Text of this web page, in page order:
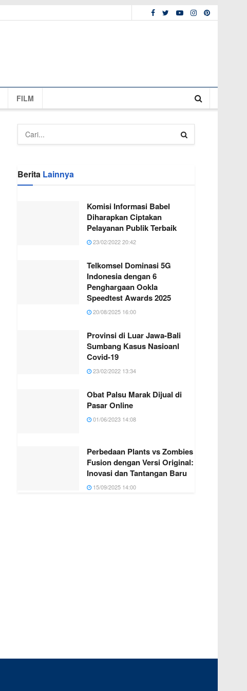
FILM
Berita Lainnya
Komisi Informasi Babel
Diharapkan Ciptakan
Pelayanan Publik Terbaik
23/02/2022 20:42
Telkomsel Dominasi 5G
Indonesia dengan 6
Penghargaan Ookla
Speedtest Awards 2025
20/08/2025 16:00
Provinsi di Luar Jawa-Bali
Sumbang Kasus Nasioanl
Covid-19
23/02/2022 13:34
Obat Palsu Marak Dijual di
Pasar Online
01/06/2023 14:08
Perbedaan Plants vs Zombies
Fusion dengan Versi Original:
Inovasi dan Tantangan Baru
15/09/2025 14:00